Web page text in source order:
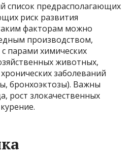
список предрасполагающих
риск развития
факторам можно
производством,
парами химических
животных,
заболеваний
бронхоэктозы). Важны
рост злокачественных